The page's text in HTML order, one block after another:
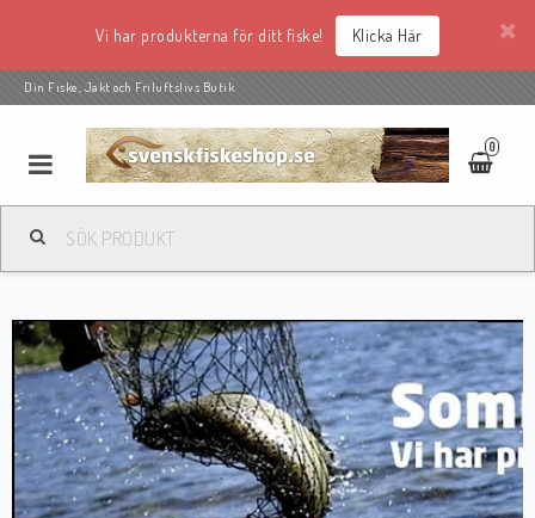
Vi har produkterna för ditt fiske! Klicka Här
Din Fiske, Jakt och Friluftslivs Butik
0